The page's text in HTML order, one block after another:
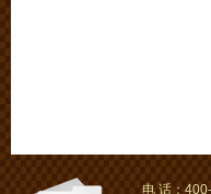
电 话：